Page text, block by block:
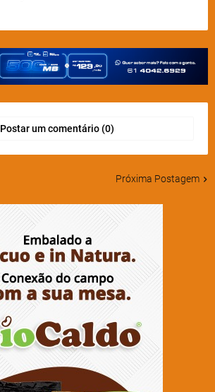
Postar um comentário (0)
Próxima Postagem